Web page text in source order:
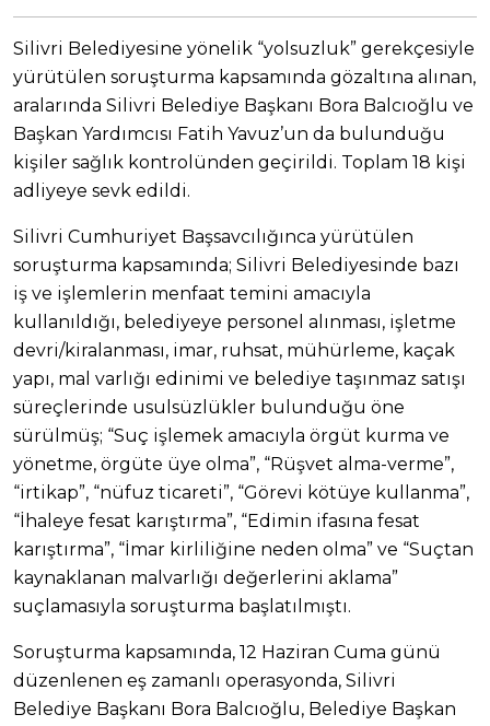
Silivri Belediyesine yönelik “yolsuzluk” gerekçesiyle
yürütülen soruşturma kapsamında gözaltına alınan,
aralarında Silivri Belediye Başkanı Bora Balcıoğlu ve
Başkan Yardımcısı Fatih Yavuz’un da bulunduğu
kişiler sağlık kontrolünden geçirildi. Toplam 18 kişi
adliyeye sevk edildi.
Silivri Cumhuriyet Başsavcılığınca yürütülen
soruşturma kapsamında; Silivri Belediyesinde bazı
iş ve işlemlerin menfaat temini amacıyla
kullanıldığı, belediyeye personel alınması, işletme
devri/kiralanması, imar, ruhsat, mühürleme, kaçak
yapı, mal varlığı edinimi ve belediye taşınmaz satışı
süreçlerinde usulsüzlükler bulunduğu öne
sürülmüş; “Suç işlemek amacıyla örgüt kurma ve
yönetme, örgüte üye olma”, “Rüşvet alma-verme”,
“irtikap”, “nüfuz ticareti”, “Görevi kötüye kullanma”,
“İhaleye fesat karıştırma”, “Edimin ifasına fesat
karıştırma”, “İmar kirliliğine neden olma” ve “Suçtan
kaynaklanan malvarlığı değerlerini aklama”
suçlamasıyla soruşturma başlatılmıştı.
Soruşturma kapsamında, 12 Haziran Cuma günü
düzenlenen eş zamanlı operasyonda, Silivri
Belediye Başkanı Bora Balcıoğlu, Belediye Başkan